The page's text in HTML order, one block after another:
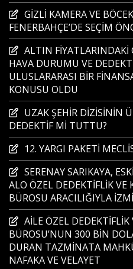
GİZLİ KAMERA VE
FENERBAHÇE’DE SEÇİM
ALTIN FİYATLARINDAKİ
HAVA DURUMU VE
ULUSLARARASI BİR
KONUSU OLDU
UZAK ŞEHİR DİZİSİNİN
DEDEKTİF Mİ TUTTU?
12. YARGI PAKETİ
SERENAY SARIKAYA,
ALO ÖZEL DEDEKTİFLİK
BÜROSU ARACILIĞIYLA
AİLE ÖZEL
BÜROSU’NUN 300 BİN
DURAN TAZMİNATA
NAFAKA VE VELAYET